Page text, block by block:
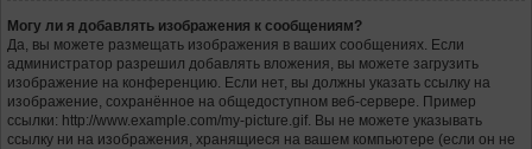
Могу ли я добавлять изображения к сообщениям?
Да, вы можете размещать изображения в ваших сообщениях. Если
администратор разрешил добавлять вложения, вы можете загрузить
изображение на конференцию. Если нет, вы должны указать ссылку на
изображение, сохранённое на общедоступном веб-сервере. Пример
ссылки: http://www.example.com/my-picture.gif. Вы не можете указывать
ссылку ни на изображения, хранящиеся на вашем компьютере (если он не